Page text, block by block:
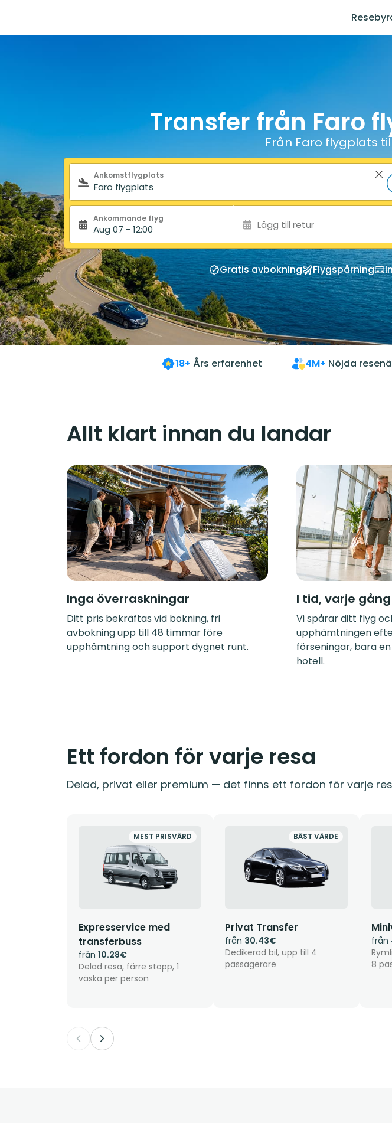
Transfer från Faro
Från Faro flygplats
Sökformulär
Ankomstflygplats
Ankommande flyg
Aug 07 - 12:00 Lägg till retur
Gratis avbokning Flygspårning
18+ Års erfarenhet 4M+ Nöjda
Allt klart innan du landar
Inga överraskningar
Ditt pris bekräftas vid bokning, fri
avbokning upp till 48 timmar före
upphämtning och support dygnet runt.
I tid, varje gång
Vi spårar ditt flyg
upphämtningen
förseningar, bara
hotell.
Ett fordon för varje resa
Delad, privat eller premium — det finns ett fordon för varje
MEST PRISVÄRD
Expresservice med
transferbuss
från 10.28€
Delad resa, färre stopp, 1
väska per person
BÄST VÄRDE
Privat Transfer
från 30.43€
Dedikerad bil, upp till 4
passagerare
från
8